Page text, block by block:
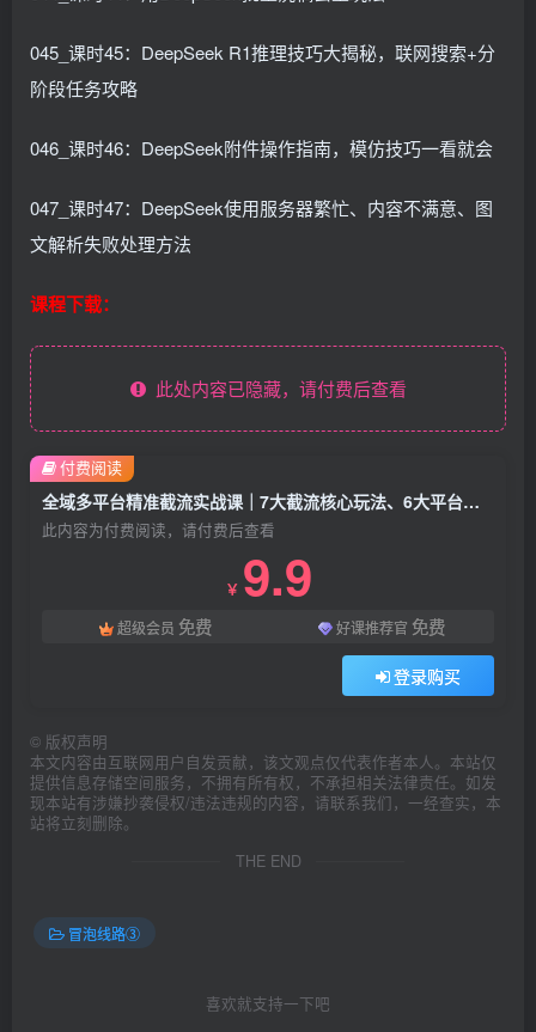
045_课时45：DeepSeek R1推理技巧大揭秘，联网搜索+分
阶段任务攻略
046_课时46：DeepSeek附件操作指南，模仿技巧一看就会
047_课时47：DeepSeek使用服务器繁忙、内容不满意、图
文解析失败处理方法
课程下载：
此处内容已隐藏，请付费后查看
全域多平台精准截流实战课｜7大截流核心玩法、6大平台矩阵布局、私域导流、AI话术批量生成、精准打粉闭环教程
此内容为付费阅读，请付费后查看
￥ 9.9
超级会员 免费 好课推荐官 免费
登录购买
付费阅读
© 版权声明
本文内容由互联网用户自发贡献，该文观点仅代表作者本人。本站仅
提供信息存储空间服务，不拥有所有权，不承担相关法律责任。如发
现本站有涉嫌抄袭侵权/违法违规的内容，请联系我们，一经查实，本
站将立刻删除。
THE END
冒泡线路③
喜欢就支持一下吧